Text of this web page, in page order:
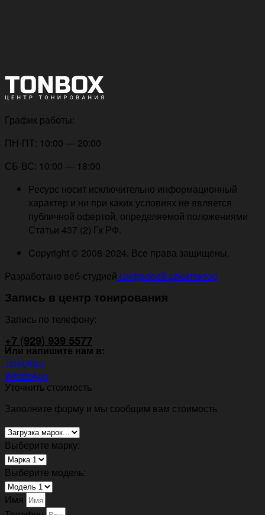
График работы:
ПН-ПТ: 10:00 — 20:00
СБ-ВС: 10:00 — 18:00
Ресурс носит исключительно информационный
характер и ни при каких условиях не является
публичной офертой, определяемой положениями
Статьи 437 (2) Гк РФ.
Copyright © 2008-2024. Все права защищены.
Разработано веб-студией Цифровой архитектор
Запись в центр тонирования
Запись по телефону:
+7 (929) 939 5577
Или напишите нам в:
Telegram
WhatsApp
Уточнить стоимость
Заполните форму и мы сообщим вам стоимость
Выберите марку:
Выберите модель:
Имя